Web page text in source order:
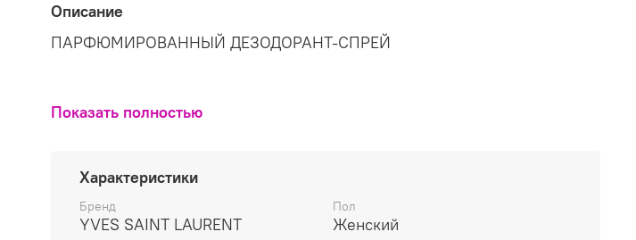
Описание
ПАРФЮМИРОВАННЫЙ ДЕЗОДОРАНТ-СПРЕЙ
Показать полностью
Характеристики
Бренд
YVES SAINT LAURENT
Пол
Женский